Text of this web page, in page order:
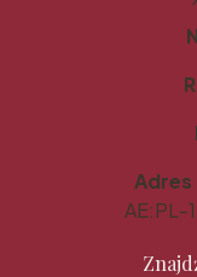
Adres
AE:PL-